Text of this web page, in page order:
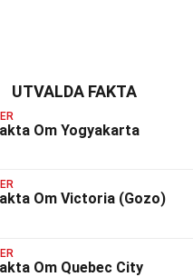
UTVALDA FAKTA
Om Yogyakarta
Om Victoria (Gozo)
Om Quebec City